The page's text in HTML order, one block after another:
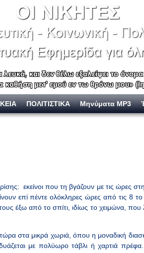
ΠΟΛΙΤΙΣΤΙΚΑ Μηνύματα MP3
εκείνοι που τη βγάζουν με τις ώρες
επί πέντε ολόκληρες ώρες από τις 8 το
έξω από το σπίτι, ιδίως το χειμώνα, που
στα μικρά χωριά, όπου η μοναδική
με πολύωρο τάβλι ή χαρτιά